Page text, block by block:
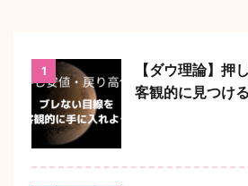
1
【ダウ理論】押
客観的に見つけ